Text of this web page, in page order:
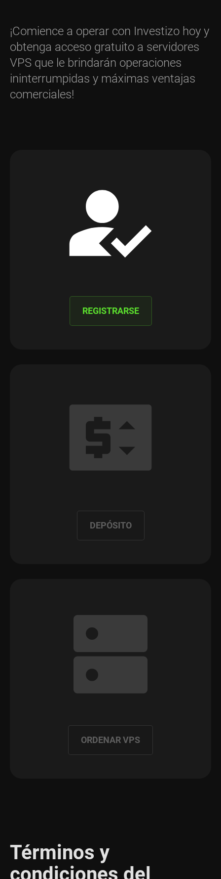
¡Comience a operar con Investizo hoy y
obtenga acceso gratuito a servidores
VPS que le brindarán operaciones
ininterrumpidas y máximas ventajas
comerciales!
REGISTRARSE
DEPÓSITO
ORDENAR VPS
Términos y